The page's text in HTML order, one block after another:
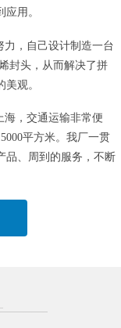
用。
，自己设计制造一台
封头，从而解决了拼
观。
海，交通运输非常便
平方米。我厂一贯
品、周到的服务，不断